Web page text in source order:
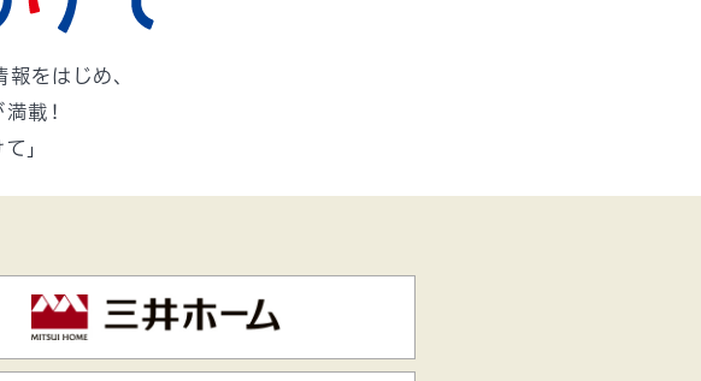
をはじめ、
載！
」